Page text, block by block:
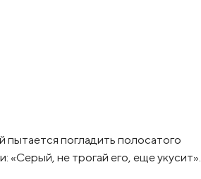
погладить полосатого
«Серый, не трогай его, еще укусит».